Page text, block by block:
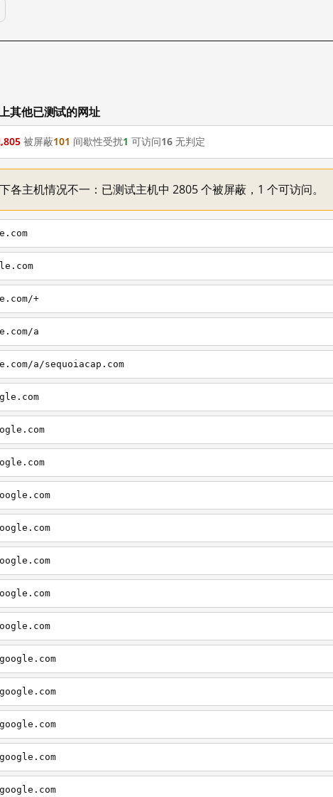
他已测试的网址
被屏蔽101 间歇性受扰1 可访问16 无判定
各主机情况不一：已测试主机中 2805 个被屏蔽，1 个可访问。
+
a
a/sequoiacap.com